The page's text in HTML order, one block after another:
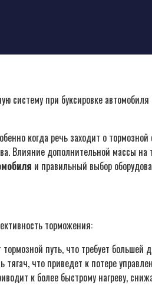
систему при буксировке
когда речь заходит о
Влияние дополнительной массы
и правильный выбор
торможения:
путь, что требует
что приведет к потере
к более быстрому нагреву,